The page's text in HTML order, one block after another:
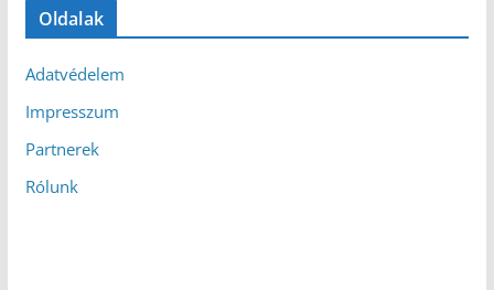
Oldalak
Adatvédelem
Impresszum
Partnerek
Rólunk